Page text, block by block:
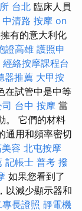
台北 臨床人員
中清路 按摩 on
有的意大利化
證高雄 護照申
經絡按摩課程台
器推薦 大甲按
在試管中是中等
台中 按摩 當
。 它們的材料
通用和頻率密切
容 北屯按摩
記帳士 普考 撥
如果您看到了
以減少顯示器和
長證照 靜電機